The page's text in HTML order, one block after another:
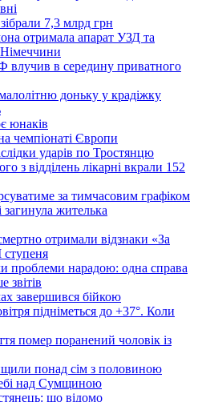
7,3 млрд грн
отримала апарат УЗД та
Німеччини
влучив в середину приватного
доньку у крадіжку
юнаків
чемпіонаті Європи
ударів по Тростянцю
з відділень лікарні вкрали 152
за тимчасовим графіком
жителька
отримали відзнаки «За
проблеми нарадою: одна справа
звітів
завершився бійкою
підніметься до +37°. Коли
помер поранений чоловік із
понад сім з половиною
над Сумщиною
що відомо